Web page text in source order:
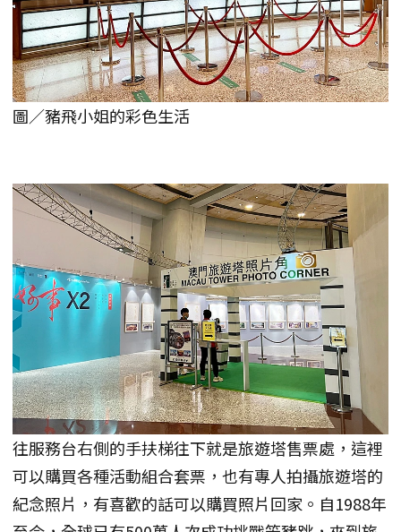
圖／豬飛小姐的彩色生活
往服務台右側的手扶梯往下就是旅遊塔售票處，這裡
可以購買各種活動組合套票，也有專人拍攝旅遊塔的
紀念照片，有喜歡的話可以購買照片回家。自1988年